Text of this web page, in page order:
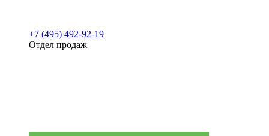
+7 (495) 492-92-19
Отдел продаж